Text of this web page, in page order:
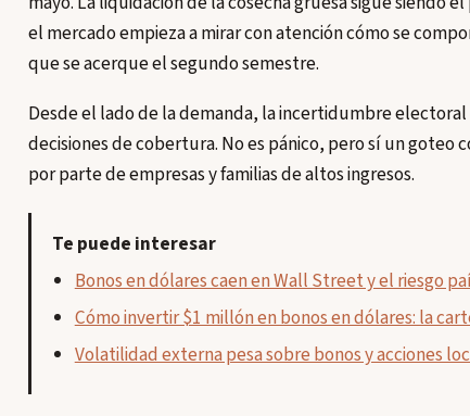
el mercado empieza a mirar con atención cómo se
que se acerque el segundo semestre.
Desde el lado de la demanda, la incertidumbre
decisiones de cobertura. No es pánico, pero sí un
por parte de empresas y familias de altos ingresos.
Te puede interesar
Bonos en dólares caen en Wall Street y el riesgo
Cómo invertir $1 millón en bonos en dólares: la
Volatilidad externa pesa sobre bonos y acciones